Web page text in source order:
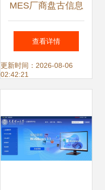
MES厂商盘古信息
以数字化之力，驱
动制造业精益管理
查看详情
更新时间：2026-08-06
02:42:21